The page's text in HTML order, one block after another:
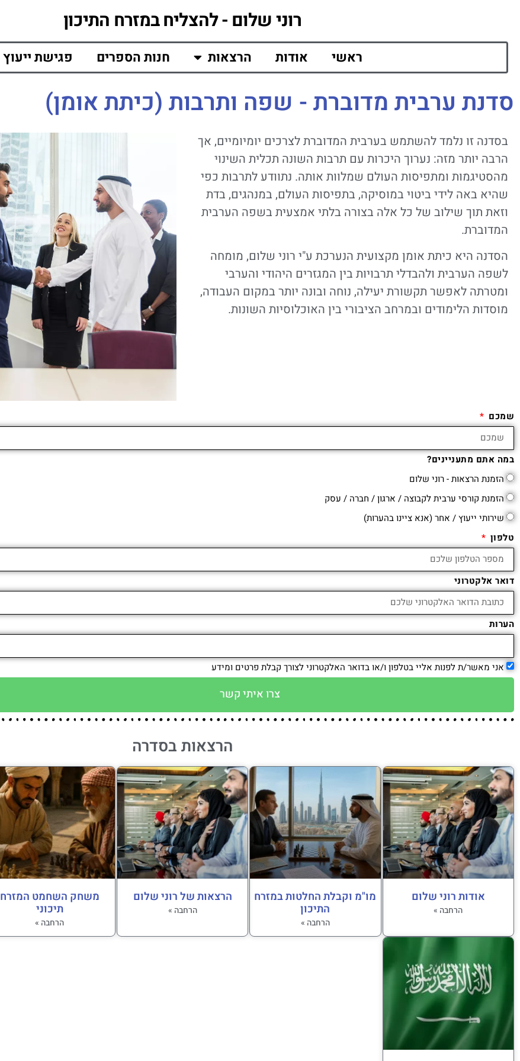
רוני שלום - להצליח במזרח התיכון
ראשי אודות הרצאות חנות הספרים פגישת ייעוץ
סדנת ערבית מדוברת - שפה ותרבות (כיתת אומן)
בסדנה זו נלמד להשתמש בערבית המדוברת לצרכים יומיומיים, אך
הרבה יותר מזה: נערוך היכרות עם תרבות השונה תכלית השינוי
מהסטיגמות ומתפיסות העולם שמלוות אותה. נתוודע לתרבות כפי
שהיא באה לידי ביטוי במוסיקה, בתפיסות העולם, במנהגים, בדת
וזאת תוך שילוב של כל אלה בצורה בלתי אמצעית בשפה הערבית
המדוברת.
הסדנה היא כיתת אומן מקצועית הנערכת ע"י רוני שלום, מומחה
לשפה הערבית ולהבדלי תרבויות בין המגזרים היהודי והערבי
ומטרתה לאפשר תקשורת יעילה, נוחה ובונה יותר במקום העבודה,
מוסדות הלימודים ובמרחב הציבורי בין האוכלוסיות השונות.
שמכם
במה אתם מתעניינים?
הזמנת הרצאות - רוני שלום
הזמנת קורסי ערבית לקבוצה / ארגון / חברה / עסק
שירותי ייעוץ / אחר (אנא ציינו בהערות)
טלפון
דואר אלקטרוני
הערות
אני מאשר/ת לפנות אליי בטלפון ו/או בדואר האלקטרוני לצורך קבלת פרטים ומידע
צרו איתי קשר
הרצאות בסדרה
אודות רוני שלום
הרחבה »
מו"מ וקבלת החלטות במזרח
התיכון
הרחבה »
הרצאות של רוני שלום
הרחבה »
משחק השחמט המזרח
תיכוני
הרחבה »